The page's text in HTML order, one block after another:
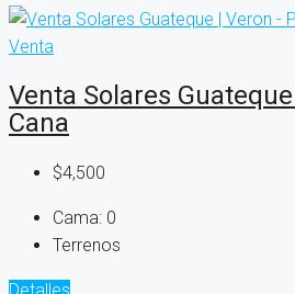
Venta
Venta Solares
Cana
$4,500
Cama: 0
Terrenos